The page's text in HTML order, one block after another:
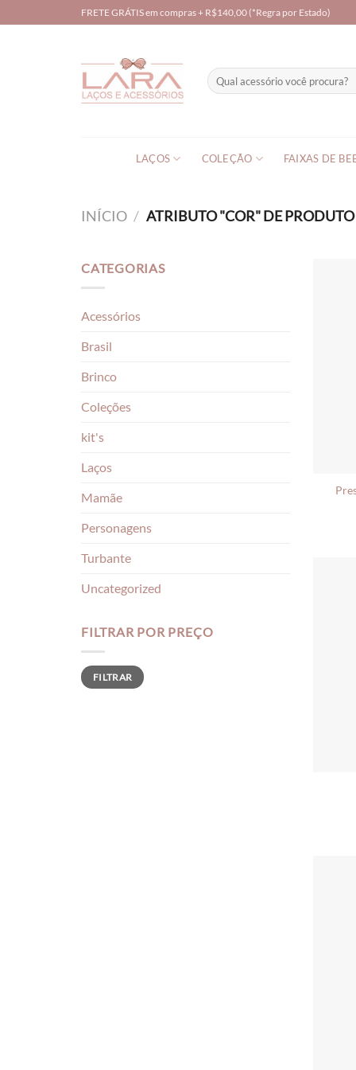
to
FRETE GRÁTIS em compras + R$140,00 (*Regra por Estado)
Pesquisar
por:
LAÇOS COLEÇÃO FAIXAS DE
INÍCIO / ATRIBUTO "COR" DE PRODUTO
CATEGORIAS
Acessórios
Brasil
Brinco
Coleções
kit's
Laços
Mamãe
Personagens
Turbante
Uncategorized
FILTRAR POR PREÇO
Preço
mínimo
Preço
máximo
FILTRAR